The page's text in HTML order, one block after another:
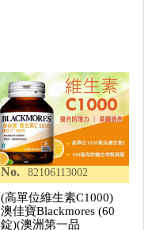
No. 82106113002
(高單位維生素C1000)
澳佳寶Blackmores (60
錠)(澳洲第一品